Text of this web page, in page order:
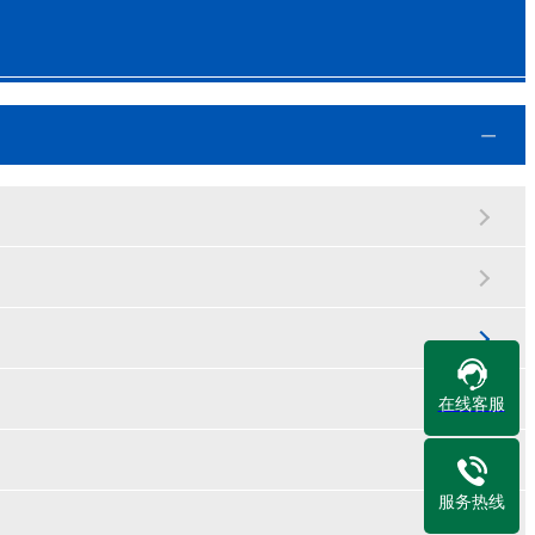
在线客服
服务热线